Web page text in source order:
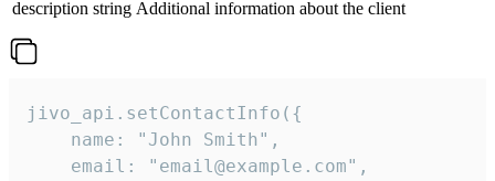
description string Additional information about the client
jivo_api.setContactInfo({
    name: "John Smith",
    email: "email@example.com",